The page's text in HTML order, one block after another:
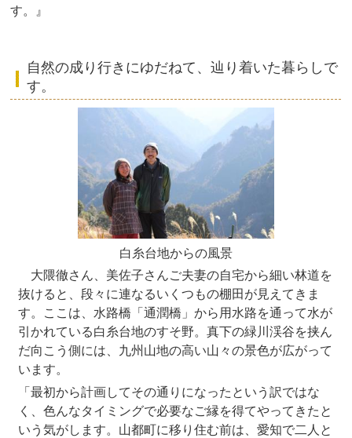
す。』
自然の成り行きにゆだねて、辿り着いた暮らしで
す。
白糸台地からの風景
大隈徹さん、美佐子さんご夫妻の自宅から細い林道を
抜けると、段々に連なるいくつもの棚田が見えてきま
す。ここは、水路橋「通潤橋」から用水路を通って水が
引かれている白糸台地のすそ野。真下の緑川渓谷を挟ん
だ向こう側には、九州山地の高い山々の景色が広がって
います。
「最初から計画してその通りになったという訳ではな
く、色んなタイミングで必要なご縁を得てやってきたと
いう気がします。山都町に移り住む前は、愛知で二人と